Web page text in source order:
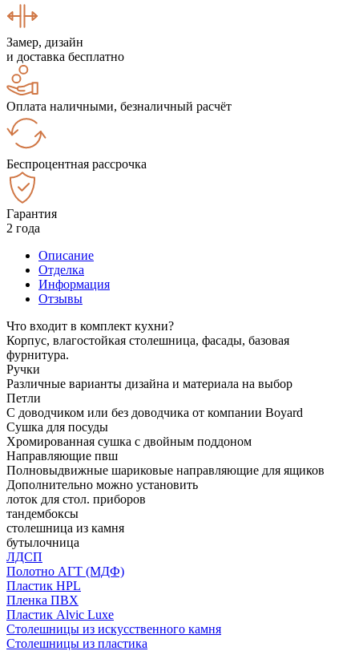
Замер, дизайн
и доставка бесплатно
Оплата наличными, безналичный расчёт
Беспроцентная рассрочка
Гарантия
2 года
Описание
Отделка
Информация
Отзывы
Что входит в комплект кухни?
Корпус, влагостойкая столешница, фасады, базовая
фурнитура.
Ручки
Различные варианты дизайна и материала на выбор
Петли
С доводчиком или без доводчика от компании Boyard
Сушка для посуды
Хромированная сушка с двойным поддоном
Направляющие пвш
Полновыдвижные шариковые направляющие для ящиков
Дополнительно можно установить
лоток для стол. приборов
тандембоксы
столешница из камня
бутылочница
ЛДСП
Полотно АГТ (МДФ)
Пластик HPL
Пленка ПВХ
Пластик Alvic Luxe
Столешницы из искусственного камня
Столешницы из пластика